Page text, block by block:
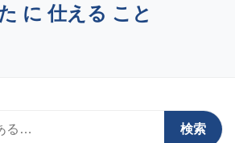
顕著な耐性を示します。 電
に 仕える こと
検索